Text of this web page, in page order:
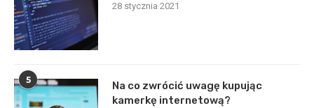
28 stycznia 2021
5
Na co zwrócić uwagę kupując
kamerkę internetową?